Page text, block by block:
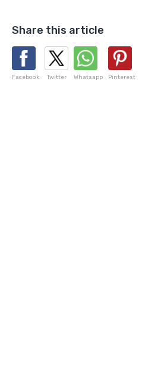
Share this article
Facebook Twitter Whatsapp Pinterest